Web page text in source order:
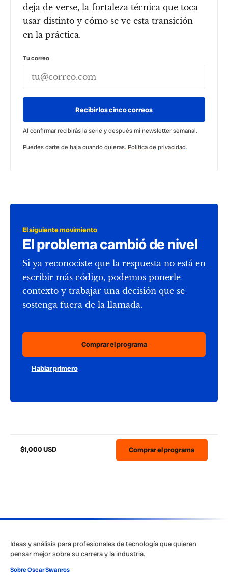
deja de verse, la fortaleza técnica que toca
usar distinto y cómo se ve esta transición
en la práctica.
Tu correo
Recibir los cinco correos
Al confirmar recibirás la serie y después mi newsletter semanal.
Puedes darte de baja cuando quieras. Política de privacidad.
El siguiente movimiento
El problema cambió de nivel
Si ya reconociste que la respuesta no está en
escribir más código, podemos ponerle
contexto y trabajar una decisión que se
sostenga fuera de la llamada.
Comprar el programa
Hablar primero
$1,000 USD Comprar el programa
Ideas y análisis para profesionales de tecnología que quieren
pensar mejor sobre su carrera y la industria.
Sobre Oscar Swanros